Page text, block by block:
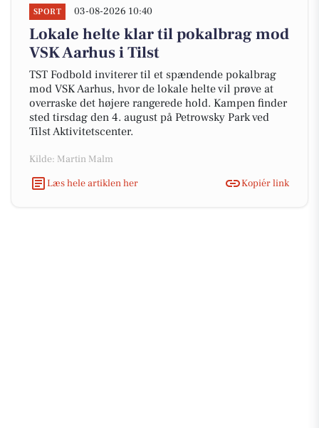
SPORT 03-08-2026 10:40
Lokale helte klar til pokalbrag mod
VSK Aarhus i Tilst
TST Fodbold inviterer til et spændende pokalbrag
mod VSK Aarhus, hvor de lokale helte vil prøve at
overraske det højere rangerede hold. Kampen finder
sted tirsdag den 4. august på Petrowsky Park ved
Tilst Aktivitetscenter.
Kilde: Martin Malm
Læs hele artiklen her
Kopiér link